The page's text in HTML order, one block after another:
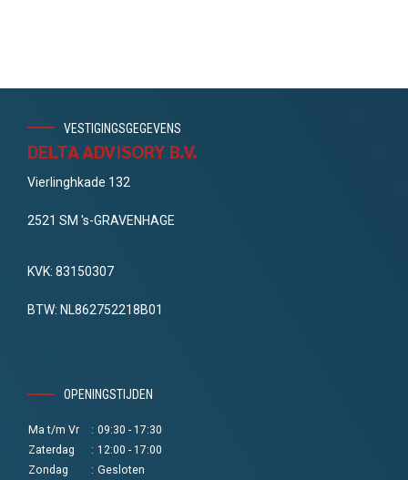
VESTIGINGSGEGEVENS
DELTA ADVISORY B.V.
Vierlinghkade 132
2521 SM 's-GRAVENHAGE
KVK: 83150307
BTW: NL862752218B01
OPENINGSTIJDEN
Ma t/m Vr : 09:30 - 17:30
Zaterdag
: 12:00 - 17:00
Zondag
: Gesloten